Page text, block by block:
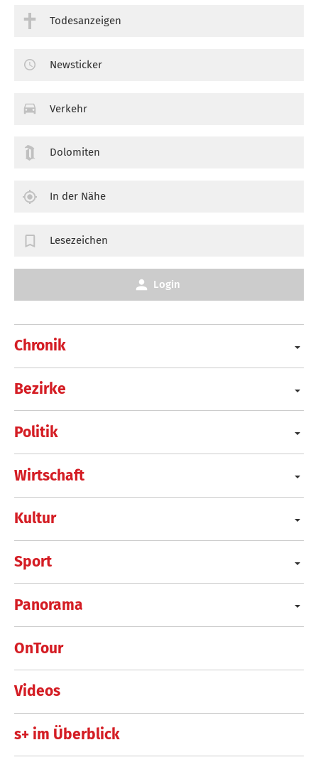
Chronik
Bezirke
Politik
Wirtschaft
Kultur
Sport
Panorama
OnTour
Videos
s+ im Überblick
Todesanzeigen
Newsticker
Verkehr
Dolomiten
In der Nähe
Lesezeichen
Login